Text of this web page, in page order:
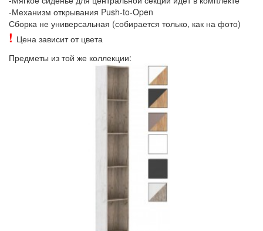
-Механизм открывания Push-to-Open
Сборка не универсальная (собирается только, как на фото)
! Цена зависит от цвета
Предметы из той же коллекции: